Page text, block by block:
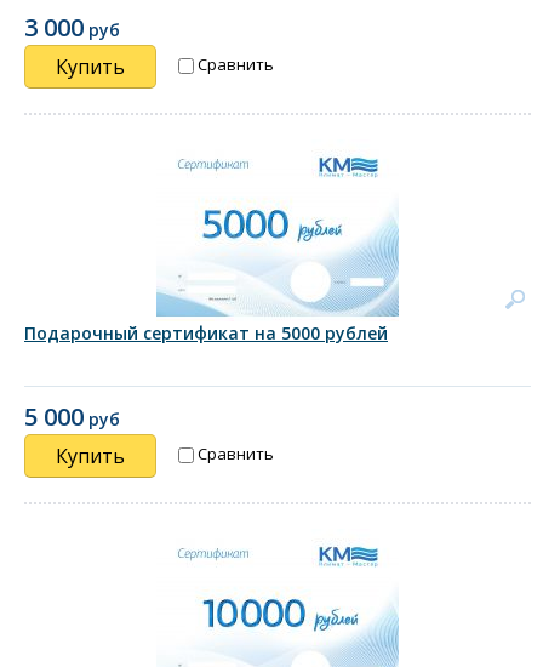
3 000 руб
Купить Сравнить
Подарочный сертификат на 5000 рублей
5 000 руб
Купить Сравнить